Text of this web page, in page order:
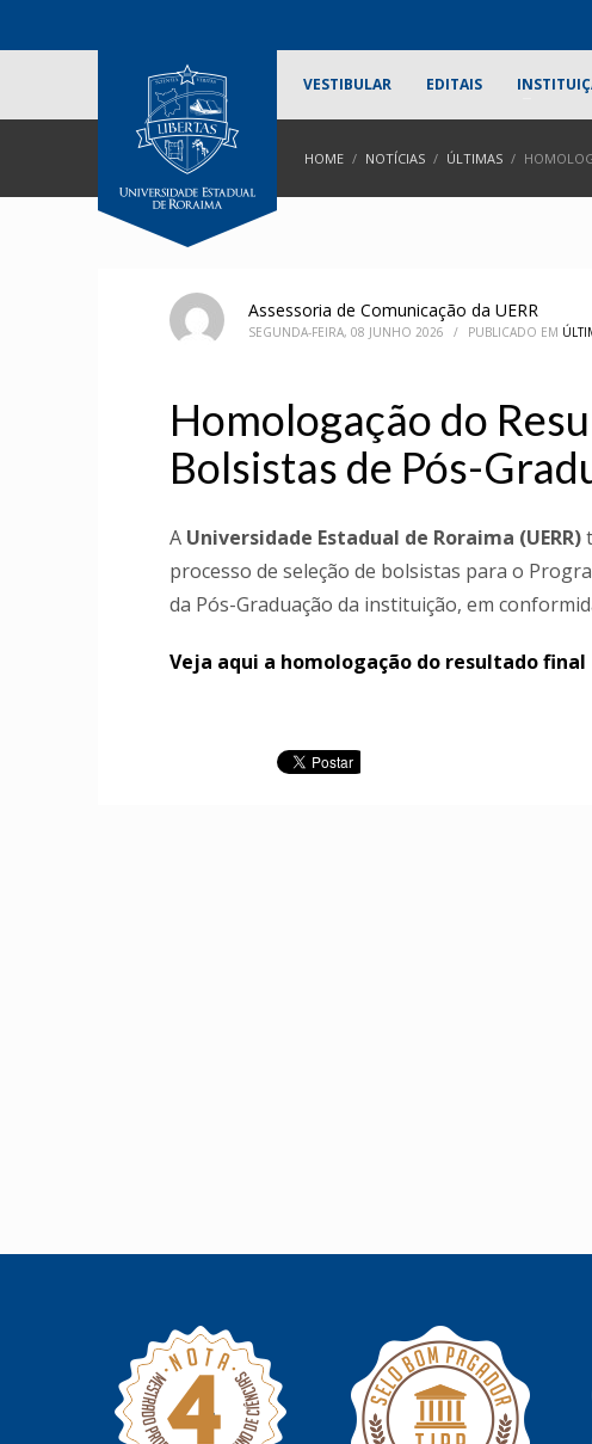
VESTIBULAR EDITAIS
HOME NOTÍCIAS ÚLTIMAS
Assessoria de Comunicação da UERR
SEGUNDA-FEIRA, 08 JUNHO 2026 / PUBLICADO EM
Homologação do
Bolsistas de Pós-
A Universidade Estadual de Roraima (UERR)
processo de seleção de bolsistas para o
da Pós-Graduação da instituição, em
Veja aqui a homologação do resultado final